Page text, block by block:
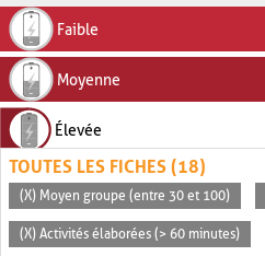
Faible
Moyenne
Élevée
TOUTES LES FICHES (18)
(X) Moyen groupe (entre 30 et 100)
(X) Activités élaborées (> 60 minutes)